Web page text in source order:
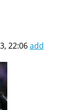
22:06add